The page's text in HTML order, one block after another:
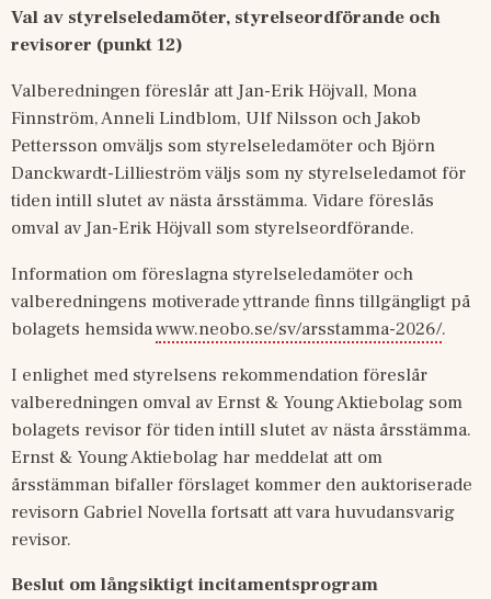
Val av styrelseledamöter, styrelseordförande och
revisorer (punkt 12)
Valberedningen föreslår att Jan-Erik Höjvall, Mona
Finnström, Anneli Lindblom, Ulf Nilsson och Jakob
Pettersson omväljs som styrelseledamöter och Björn
Danckwardt-Lillieström väljs som ny styrelseledamot för
tiden intill slutet av nästa årsstämma. Vidare föreslås
omval av Jan-Erik Höjvall som styrelseordförande.
Information om föreslagna styrelseledamöter och
valberedningens motiverade yttrande finns tillgängligt på
bolagets hemsida www.neobo.se/sv/arsstamma-2026/.
I enlighet med styrelsens rekommendation föreslår
valberedningen omval av Ernst & Young Aktiebolag som
bolagets revisor för tiden intill slutet av nästa årsstämma.
Ernst & Young Aktiebolag har meddelat att om
årsstämman bifaller förslaget kommer den auktoriserade
revisorn Gabriel Novella fortsatt att vara huvudansvarig
revisor.
Beslut om långsiktigt incitamentsprogram